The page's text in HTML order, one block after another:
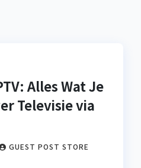
Alles Wat Je
Televisie via
GUEST POST STORE